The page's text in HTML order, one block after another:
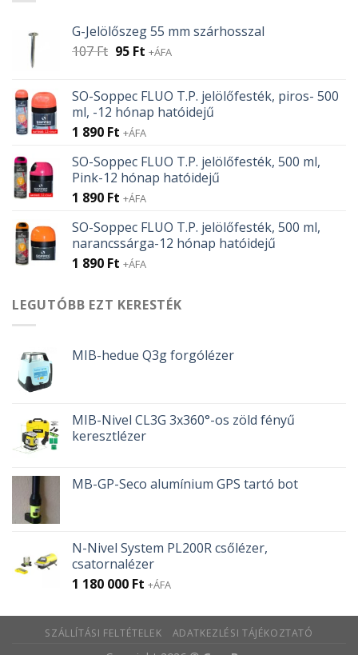
G-Jelölőszeg 55 mm szárhosszal
107Ft Original
107 Ft.
95 FtCurrent
95 Ft.
+ÁFA
SO-Soppec FLUO T.P. jelölőfesték, piros- 500
ml, -12 hónap hatóidejű
1 890 Ft +ÁFA
SO-Soppec FLUO T.P. jelölőfesték, 500 ml,
Pink-12 hónap hatóidejű
1 890 Ft +ÁFA
SO-Soppec FLUO T.P. jelölőfesték, 500 ml,
narancssárga-12 hónap hatóidejű
1 890 Ft +ÁFA
LEGUTÓBB EZT KERESTÉK
MIB-hedue Q3g forgólézer
MIB-Nivel CL3G 3x360°-os zöld fényű
keresztlézer
MB-GP-Seco alumínium GPS tartó bot
N-Nivel System PL200R csőlézer,
csatornalézer
1 180 000 Ft +ÁFA
SZÁLLÍTÁSI FELTÉTELEK ADATKEZLÉSI TÁJÉKOZTATÓ